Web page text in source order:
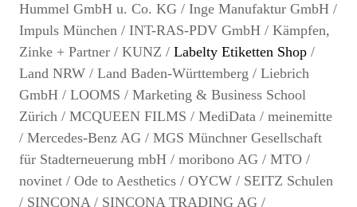
Hummel GmbH u. Co. KG / Inge Manufaktur GmbH /
Impuls München / INT-RAS-PDV GmbH / Kämpfen,
Zinke + Partner / KUNZ / Labelty Etiketten Shop /
Land NRW / Land Baden-Württemberg / Liebrich
GmbH / LOOMS / Marketing & Business School
Zürich / MCQUEEN FILMS / MediData / meinemitte
/ Mercedes-Benz AG / MGS Münchner Gesellschaft
für Stadterneuerung mbH / moribono AG / MTO /
novinet / Ode to Aesthetics / OYCW / SEITZ Schulen
/ SINCONA / SINCONA TRADING AG /